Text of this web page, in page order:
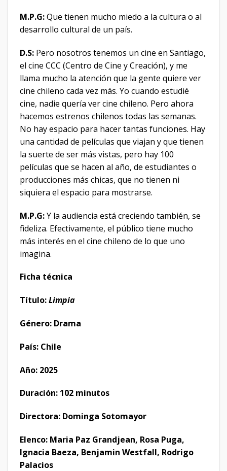
M.P.G:Que tienen mucho miedo a la cultura o al
desarrollo cultural de un país.
D.S: Pero nosotros tenemos un cine en Santiago,
el cine CCC (Centro de Cine y Creación), y me
llama mucho la atención que la gente quiere ver
cine chileno cada vez más. Yo cuando estudié
cine, nadie quería ver cine chileno. Pero ahora
hacemos estrenos chilenos todas las semanas.
No hay espacio para hacer tantas funciones. Hay
una cantidad de películas que viajan y que tienen
la suerte de ser más vistas, pero hay 100
películas que se hacen al año, de estudiantes o
producciones más chicas, que no tienen ni
siquiera el espacio para mostrarse.
M.P.G:Y la audiencia está creciendo también, se
fideliza. Efectivamente, el público tiene mucho
más interés en el cine chileno de lo que uno
imagina.
Ficha técnica
Título:Limpia
Género: Drama
País: Chile
Año: 2025
Duración: 102 minutos
Directora: Dominga Sotomayor
Elenco: Maria Paz Grandjean, Rosa Puga,
Ignacia Baeza, Benjamin Westfall, Rodrigo
Palacios